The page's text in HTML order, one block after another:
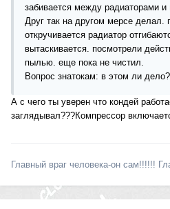
забивается между радиаторами и
Друг так на другом мерсе делал.
откручивается радиатор
вытаскивается. посмотрели
пылью. еще пока не чистил.
Вопрос знатокам: в этом ли дело?
А с чего ты уверен что кондей
заглядывал???Компрессор
Главный враг человека-он сам!!!!!!